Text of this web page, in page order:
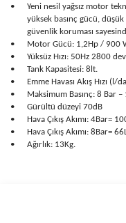
•
Yeni nesil yağsız motor
yüksek basınç gücü,
güvenlik koruması
•
Motor Gücü: 1,2Hp / 900
•
Yüksüz Hızı: 50Hz 2800
•
Tank Kapasitesi: 8lt.
•
Emme Havası Akış Hızı
•
Maksimum Basınç: 8 Bar –
•
Gürültü düzeyi 70dB
•
Hava Çıkış Akımı: 4Bar=
•
Hava Çıkış Akımı: 8Bar=
•
Ağırlık: 13Kg.
Bu